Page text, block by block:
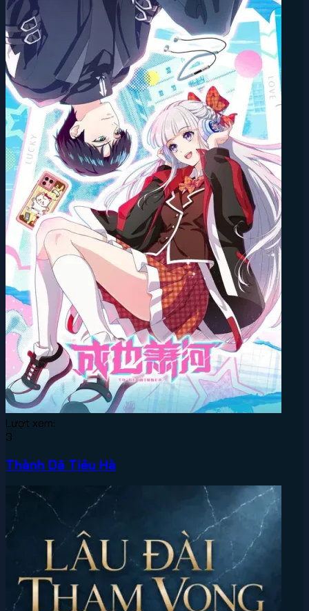
Lượt xem:
3
Thành Dã Tiêu Hà